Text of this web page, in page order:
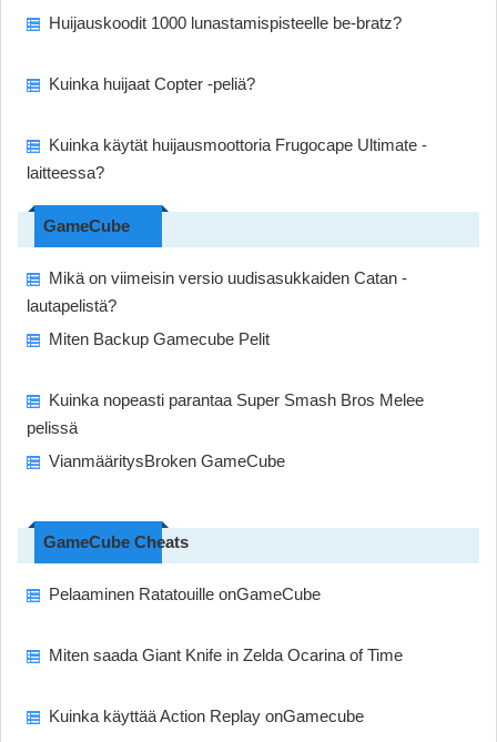
Huijauskoodit 1000 lunastamispisteelle be-bratz?
Kuinka huijaat Copter -peliä?
Kuinka käytät huijausmoottoria Frugocape Ultimate -
laitteessa?
GameCube
Mikä on viimeisin versio uudisasukkaiden Catan -
lautapelistä?
Miten Backup Gamecube Pelit
Kuinka nopeasti parantaa Super Smash Bros Melee
pelissä
VianmääritysBroken GameCube
GameCube Cheats
Pelaaminen Ratatouille onGameCube
Miten saada Giant Knife in Zelda Ocarina of Time
Kuinka käyttää Action Replay onGamecube